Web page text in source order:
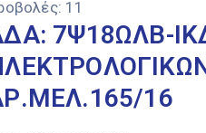
11
7Ψ18ΩΛΒ-
16